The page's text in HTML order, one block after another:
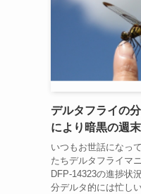
デルタフライの
により暗黒の週
いつもお世話になっ
たちデルタフライマ
DFP-14323の進捗状
分デルタ的には忙し